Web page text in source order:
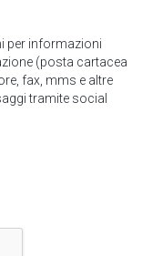
per informazioni
(posta cartacea
fax, mms e altre
tramite social